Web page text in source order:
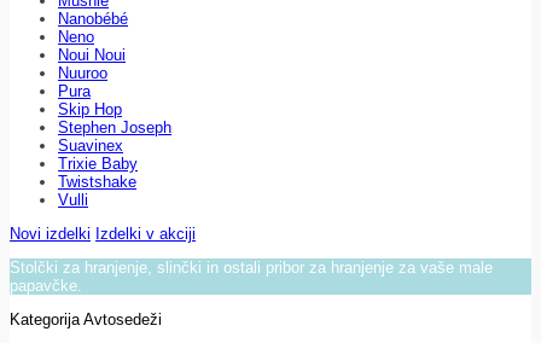
Nanobébé
Neno
Noui Noui
Nuuroo
Pura
Skip Hop
Stephen Joseph
Suavinex
Trixie Baby
Twistshake
Vulli
Novi izdelki Izdelki v akciji
Stolčki za hranjenje, slinčki in ostali pribor za hranjenje za vaše male
papavčke.
Kategorija Avtosedeži